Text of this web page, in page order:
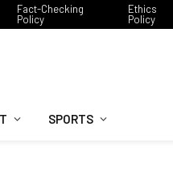
Fact-Checking
Policy
Ethics
Policy
SPORTS